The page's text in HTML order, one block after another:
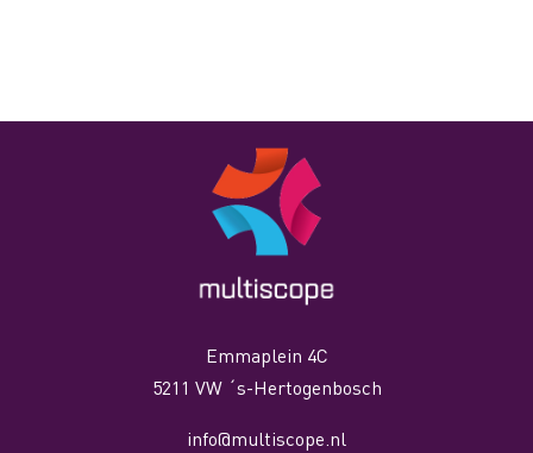
Emmaplein 4C
5211 VW ´s-Hertogenbosch
info@multiscope.nl